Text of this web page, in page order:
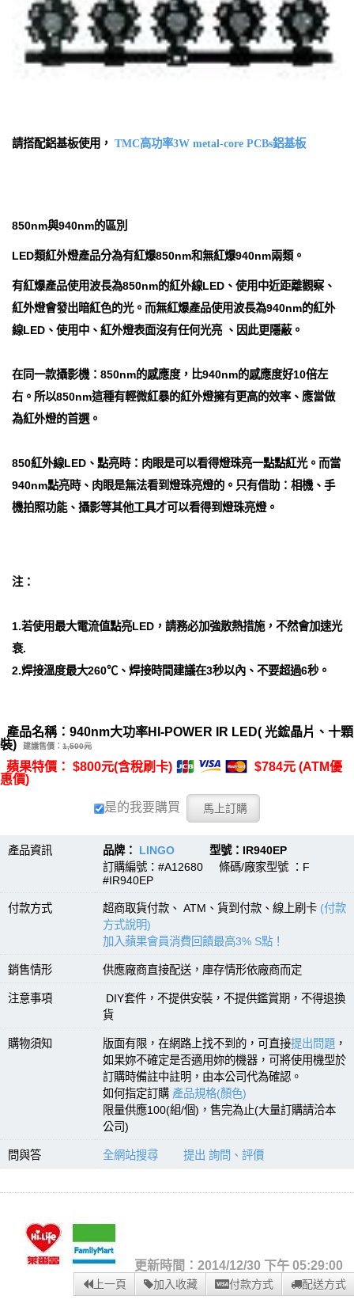
請搭配鋁基板使用， TMC高功率3W metal-core PCBs鋁基板
850nm與940nm的區別
LED類紅外燈產品分為有紅爆850nm和無紅爆940nm兩類。
有紅爆產品使用波長為850nm的紅外線LED、使用中近距離觀察、
紅外燈會發出暗紅色的光。而無紅爆產品使用波長為940nm的紅外
線LED、使用中、紅外燈表面沒有任何光亮 、因此更隱蔽。
在同一款攝影機：850nm的感應度，比940nm的感應度好10倍左
右。所以850nm這種有輕微紅暴的紅外燈擁有更高的效率、應當做
為紅外燈的首選。
850紅外線LED、點亮時：肉眼是可以看得燈珠亮一點點紅光。而當
940nm點亮時、肉眼是無法看到燈珠亮燈的。只有借助：相機、手
機拍照功能、攝影等其他工具才可以看得到燈珠亮燈。
注：
1.若使用最大電流值點亮LED，請務必加強散熱措施，不然會加速光
衰.
2.焊接溫度最大260℃、焊接時間建議在3秒以內、不要超過6秒。
產品名稱：940nm大功率HI-POWER IR LED( 光鋐晶片、十顆
裝)
建議售價： 1,500元
蘋果特價： $800元(含稅刷卡)
$784元 (ATM優
惠價)
是的我要購買
產品資訊 品牌： LINGO 型號：IR940EP
訂購編號：#A12680 條碼/廠家型號 ：F
#IR940EP
付款方式 超商取貨付款、 ATM、貨到付款、線上刷卡 (付款
方式說明)
加入蘋果會員消費回饋最高3% S點！
銷售情形 供應廠商直接配送，庫存情形依廠商而定
注意事項
DIY套件，不提供安裝，不提供鑑賞期，不得退換
貨
購物須知 版面有限，在網路上找不到的，可直接提出問題 ，
如果妳不確定是否適用妳的機器，可將使用機型於
訂購時備註中註明，由本公司代為確認。
如何指定訂購 產品規格(顏色)
限量供應100(組/個)，售完為止(大量訂購請洽本
公司)
問與答 全網站搜尋 提出 詢問、評價
更新時間：2014/12/30 下午 05:29:00
上一頁 加入收藏 付款方式 配送方式